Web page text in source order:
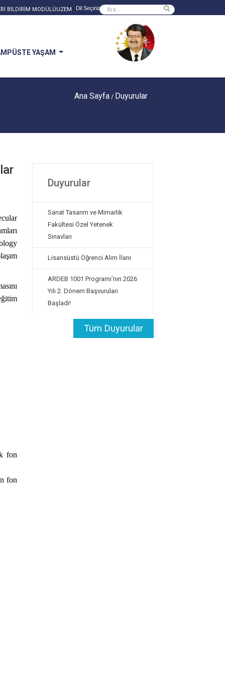
BİLDİRİM MODÜLÜUZEM Powered by
Sitede ara
YAŞAM
Ana Sayfa/ Duyurular
fon
fon
Duyurular
Sanat Tasarım ve Mimarlık
Fakültesi Özel Yetenek
Sınavları
Lisansüstü Öğrenci Alım İlanı
ARDEB 1001 Programı’nın 2026
Yılı 2. Dönem Başvuruları
Başladı!
Tüm Duyurular